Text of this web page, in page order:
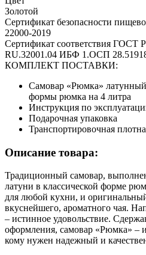
Золотой
Сертификат безопасности
22000-2019
Сертификат соответствия
RU.32001.04 ИБФ 1.ОСП
КОМПЛЕКТ ПОСТАВКИ:
Самовар «Рюмка»
формы рюмка на 4 литра
Инструкция по
Подарочная упаковка
Транспортировочная
Описание товара:
Традиционный самовар,
латуни в классической форме
для любой кухни, и
вкуснейшего, ароматного чая.
– истинное удовольствие.
оформления, самовар «Рюмка» –
кому нужен надежный и